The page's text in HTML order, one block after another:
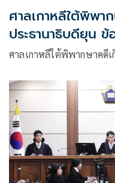
ศาลเกาหลีใต้พิพ
ประธานาธิบดียุน
ศาลเกาหลีใต้พิพากษาคดี